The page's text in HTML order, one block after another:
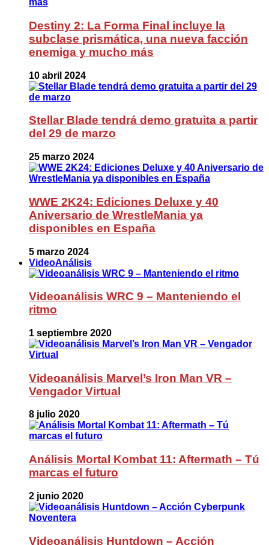
Destiny 2: La Forma Final incluye la
subclase prismática, una nueva facción
enemiga y mucho más
10 abril 2024
Stellar Blade tendrá demo gratuita a partir
del 29 de marzo
25 marzo 2024
WWE 2K24: Ediciones Deluxe y 40
Aniversario de WrestleMania ya
disponibles en España
5 marzo 2024
VideoAnálisis
Videoanálisis WRC 9 – Manteniendo el
ritmo
1 septiembre 2020
Videoanálisis Marvel’s Iron Man VR –
Vengador Virtual
8 julio 2020
Análisis Mortal Kombat 11: Aftermath – Tú
marcas el futuro
2 junio 2020
Videoanálisis Huntdown – Acción